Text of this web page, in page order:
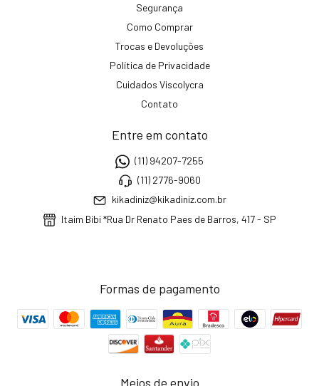
Segurança
Como Comprar
Trocas e Devoluções
Política de Privacidade
Cuidados Viscolycra
Contato
Entre em contato
(11) 94207-7255
(11) 2776-9060
kikadiniz@kikadiniz.com.br
Itaim Bibi *Rua Dr Renato Paes de Barros, 417 - SP
Formas de pagamento
Meios de envio